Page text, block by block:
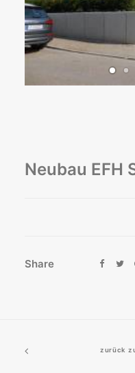
DATENSCHUTZ
IMPRESSUM
Neubau EFH
Share
zurück